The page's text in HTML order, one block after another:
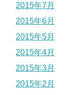
2015年7月
2015年6月
2015年5月
2015年4月
2015年3月
2015年2月